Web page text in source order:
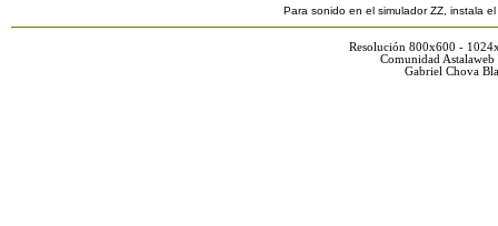
Para sonido en el simulador ZZ, instala
Resolución 800x600 -
Comunidad
Gabriel Chova